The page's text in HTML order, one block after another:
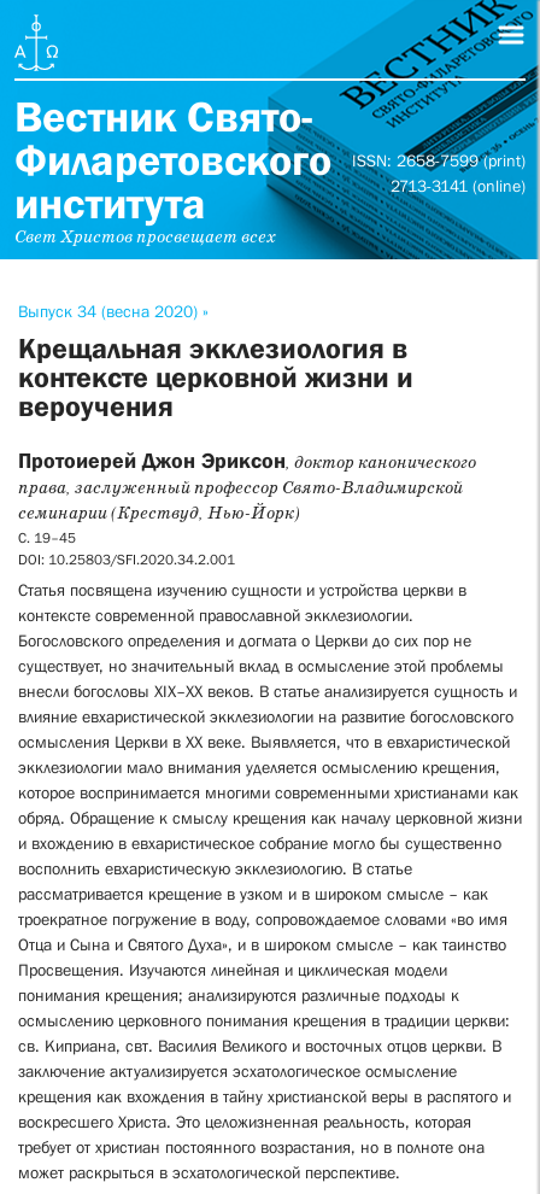
Вестник Свято-
Филаретовского
института
Свет Христов просвещает всех
ISSN: 2658-7599 (print)
2713-3141 (online)
Выпуск 34 (весна 2020) »
Крещальная экклезиология в
контексте церковной жизни и
вероучения
Протоиерей Джон Эриксон, доктор канонического
права, заслуженный профессор Свято-Владимирской
семинарии (Крествуд, Нью-Йорк)
С. 19–45
DOI: 10.25803/SFI.2020.34.2.001
Статья посвящена изучению сущности и устройства церкви в
контексте современной православной экклезиологии.
Богословского определения и догмата о Церкви до сих пор не
существует, но значительный вклад в осмысление этой проблемы
внесли богословы XIX–XX веков. В статье анализируется сущность и
влияние евхаристической экклезиологии на развитие богословского
осмысления Церкви в XX веке. Выявляется, что в евхаристической
экклезиологии мало внимания уделяется осмыслению крещения,
которое воспринимается многими современными христианами как
обряд. Обращение к смыслу крещения как началу церковной жизни
и вхождению в евхаристическое собрание могло бы существенно
восполнить евхаристическую экклезиологию. В статье
рассматривается крещение в узком и в широком смысле – как
троекратное погружение в воду, сопровождаемое словами «во имя
Отца и Сына и Святого Духа», и в широком смысле – как таинство
Просвещения. Изучаются линейная и циклическая модели
понимания крещения; анализируются различные подходы к
осмыслению церковного понимания крещения в традиции церкви:
св. Киприана, свт. Василия Великого и восточных отцов церкви. В
заключение актуализируется эсхатологическое осмысление
крещения как вхождения в тайну христианской веры в распятого и
воскресшего Христа. Это целожизненная реальность, которая
требует от христиан постоянного возрастания, но в полноте она
может раскрыться в эсхатологической перспективе.